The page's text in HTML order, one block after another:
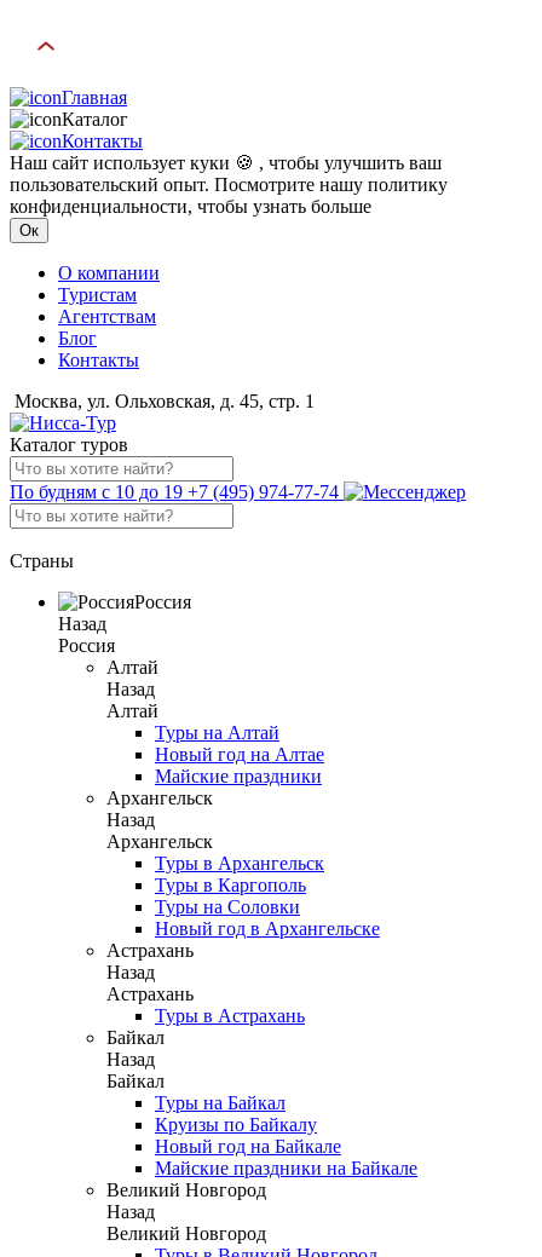
Главная
Каталог
Контакты
Наш сайт использует куки 🍪 , чтобы улучшить ваш
пользовательский опыт. Посмотрите нашу политику
конфиденциальности, чтобы узнать больше
Ок
О компании
Туристам
Агентствам
Блог
Контакты
Москва, ул. Ольховская, д. 45, стр. 1
Каталог туров
По будням с 10 до 19 +7 (495) 974-77-74
Страны
Россия
Назад
Россия
Алтай
Назад
Алтай
Туры на Алтай
Новый год на Алтае
Майские праздники
Архангельск
Назад
Архангельск
Туры в Архангельск
Туры в Каргополь
Туры на Соловки
Новый год в Архангельске
Астрахань
Назад
Астрахань
Туры в Астрахань
Байкал
Назад
Байкал
Туры на Байкал
Круизы по Байкалу
Новый год на Байкале
Майские праздники на Байкале
Великий Новгород
Назад
Великий Новгород